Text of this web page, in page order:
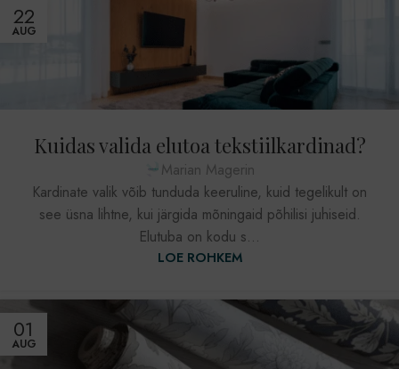
22
AUG
Kuidas valida elutoa tekstiilkardinad?
Marian Magerin
Kardinate valik võib tunduda keeruline, kuid tegelikult on
see üsna lihtne, kui järgida mõningaid põhilisi juhiseid.
Elutuba on kodu s...
LOE ROHKEM
01
AUG